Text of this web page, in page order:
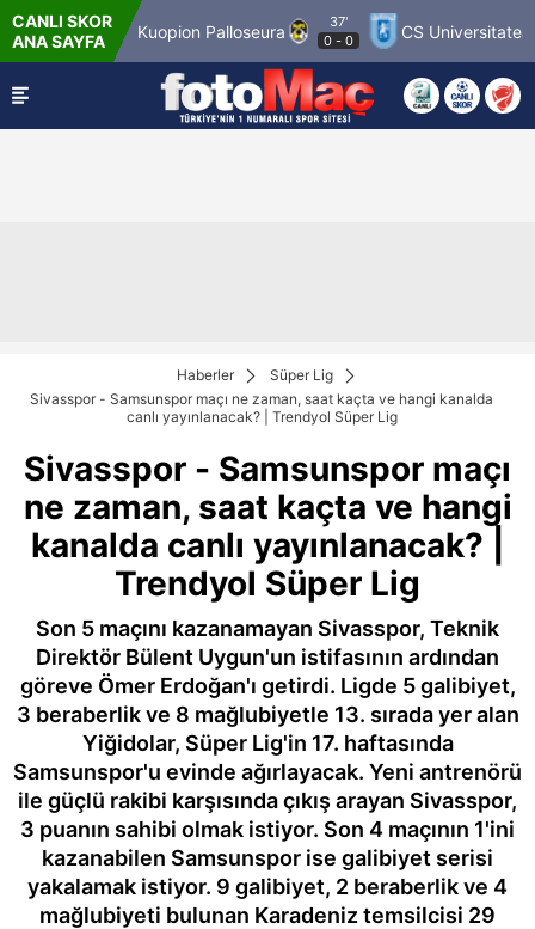
CANLI SKOR
ANA SAYFA
12 Kuopion Palloseura
37'
0- CS Universitatea
Haberler
Süper Lig
Sivasspor - Samsunspor maçı ne zaman, saat kaçta ve hangi kanalda
canlı yayınlanacak? | Trendyol Süper Lig
Sivasspor - Samsunspor maçı
ne zaman, saat kaçta ve hangi
kanalda canlı yayınlanacak? |
Trendyol Süper Lig
Son 5 maçını kazanamayan Sivasspor, Teknik
Direktör Bülent Uygun'un istifasının ardından
göreve Ömer Erdoğan'ı getirdi. Ligde 5 galibiyet,
3 beraberlik ve 8 mağlubiyetle 13. sırada yer alan
Yiğidolar, Süper Lig'in 17. haftasında
Samsunspor'u evinde ağırlayacak. Yeni antrenörü
ile güçlü rakibi karşısında çıkış arayan Sivasspor,
3 puanın sahibi olmak istiyor. Son 4 maçının 1'ini
kazanabilen Samsunspor ise galibiyet serisi
yakalamak istiyor. 9 galibiyet, 2 beraberlik ve 4
mağlubiyeti bulunan Karadeniz temsilcisi 29